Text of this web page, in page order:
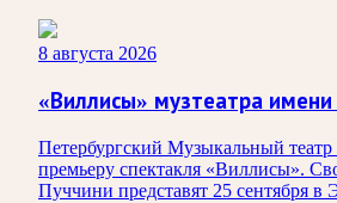
8 августа 2026
«Виллисы» музтеатра
Петербургский Музыкальный
премьеру спектакля «Виллисы».
Пуччини представят 25 сентября в